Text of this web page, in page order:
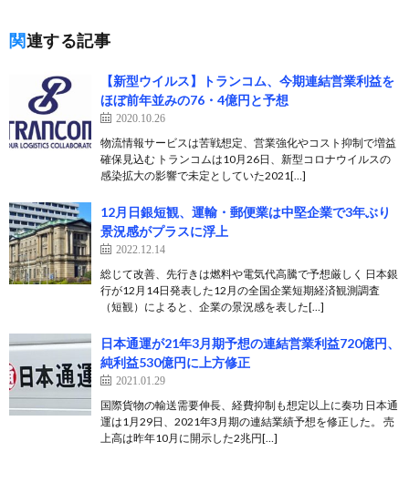
関連する記事
【新型ウイルス】トランコム、今期連結営業利益を
ほぼ前年並みの76・4億円と予想
2020.10.26
物流情報サービスは苦戦想定、営業強化やコスト抑制で増益
確保見込む トランコムは10月26日、新型コロナウイルスの
感染拡大の影響で未定としていた2021[…]
12月日銀短観、運輸・郵便業は中堅企業で3年ぶり
景況感がプラスに浮上
2022.12.14
総じて改善、先行きは燃料や電気代高騰で予想厳しく 日本銀
行が12月14日発表した12月の全国企業短期経済観測調査
（短観）によると、企業の景況感を表した[…]
日本通運が21年3月期予想の連結営業利益720億円、
純利益530億円に上方修正
2021.01.29
国際貨物の輸送需要伸長、経費抑制も想定以上に奏功 日本通
運は1月29日、2021年3月期の連結業績予想を修正した。 売
上高は昨年10月に開示した2兆円[…]